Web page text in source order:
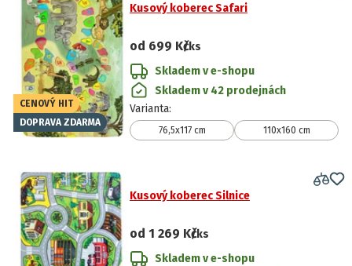
CENOVÝ HIT
DOPRAVA ZDARMA
Kusový koberec Safari
od 699 Kč/ks
Skladem v e-shopu
Skladem v 42 prodejnách
Varianta:
76,5x117 cm 110x160 cm
Kusový koberec Silnice
od 1 269 Kč/ks
Skladem v e-shopu